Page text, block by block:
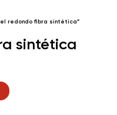
redondo fibra sintética”
sintética